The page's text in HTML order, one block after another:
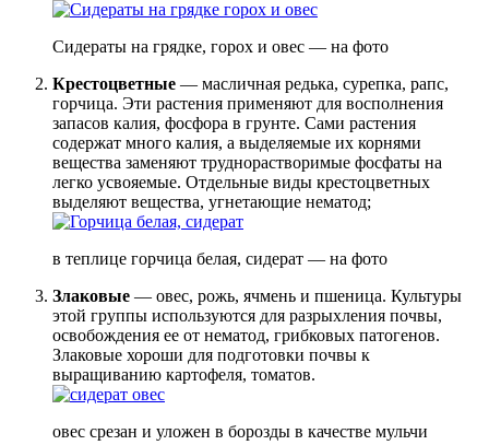
Сидераты на грядке, горох и овес — на фото
Крестоцветные — масличная редька, сурепка, рапс,
горчица. Эти растения применяют для восполнения
запасов калия, фосфора в грунте. Сами растения
содержат много калия, а выделяемые их корнями
вещества заменяют труднорастворимые фосфаты на
легко усвояемые. Отдельные виды крестоцветных
выделяют вещества, угнетающие нематод;
в теплице горчица белая, сидерат — на фото
Злаковые — овес, рожь, ячмень и пшеница. Культуры
этой группы используются для разрыхления почвы,
освобождения ее от нематод, грибковых патогенов.
Злаковые хороши для подготовки почвы к
выращиванию картофеля, томатов.
овес срезан и уложен в борозды в качестве мульчи